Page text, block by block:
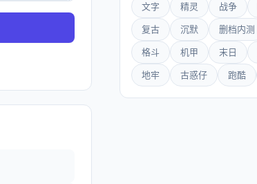
文字 精灵 战争
复古 沉默 删档内测
格斗 机甲 末日
地牢 古惑仔 跑酷